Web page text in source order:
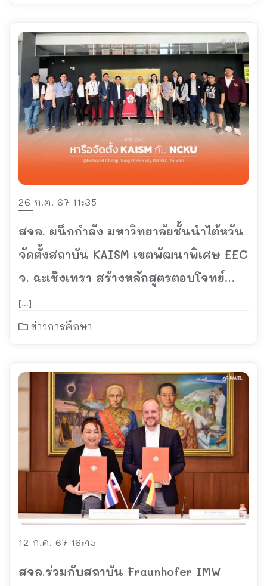
26 ก.ค. 67 11:35
สจล. ผนึกกำลัง มหาวิทยาลัยชั้นนำไต้หวัน
จัดตั้งสถาบัน KAISM เขตพัฒนาพิเศษ EEC
จ. ฉะเชิงเทรา สร้างหลักสูตรตอบโจทย์
ความต้องการบุคลากร
ด้านSemiconductor และ Smart
[…]
ข่าวการศึกษา
12 ก.ค. 67 16:45
สจล.ร่วมกับสถาบัน Fraunhofer IMW